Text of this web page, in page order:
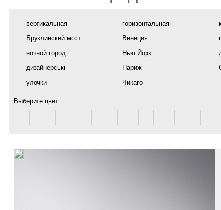
вертикальная горизонтальная
Бруклинский мост
Венеция
ночной город
Нью Йорк
дизайнерські
Париж
улочки
Чикаго
Выберите цвет: